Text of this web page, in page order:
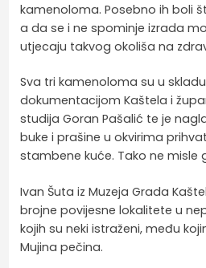
kamenoloma. Posebno ih boli
a da se i ne spominje izrada
utjecaju takvog okoliša na
Sva tri kamenoloma su u
dokumentacijom Kaštela i
studija Goran Pašalić te je
buke i prašine u okvirima
stambene kuće. Tako ne misle
Ivan Šuta iz Muzeja Grada
brojne povijesne lokalitete u
kojih su neki istraženi, među
Mujina pečina.